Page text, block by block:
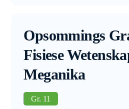
Opsommings
Fisiese
Meganika
Gr. 11